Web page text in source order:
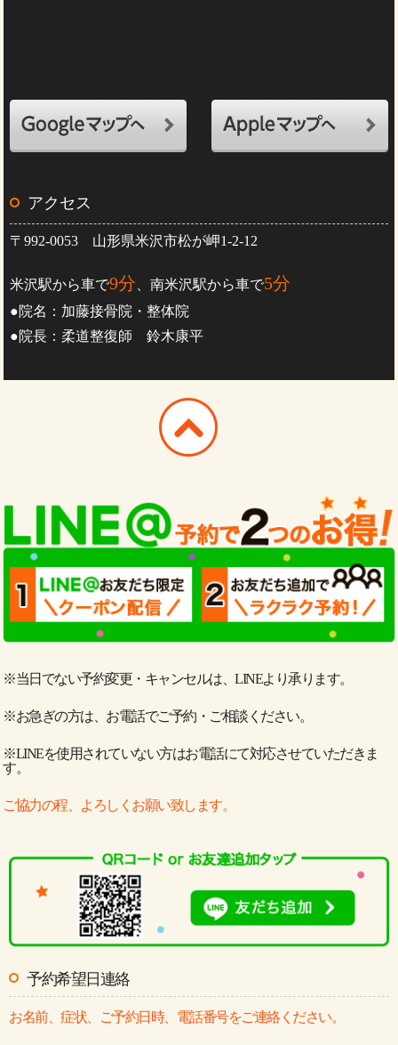
アクセス
〒992-0053 山形県米沢市松が岬1-2-12
米沢駅から車で9分 、南米沢駅から車で5分
●院名：加藤接骨院・整体院
●院長：柔道整復師 鈴木康平
※当日でない予約変更・キャンセルは、LINEより承ります。
※お急ぎの方は、お電話でご予約・ご相談ください。
※LINEを使用されていない方はお電話にて対応させていただきま
す。
ご協力の程、よろしくお願い致します。
予約希望日連絡
お名前、症状、ご予約日時、電話番号をご連絡ください。